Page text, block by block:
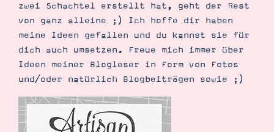
zwei Schachtel erstellt hat, geht der Rest
von ganz alleine ;) Ich hoffe dir haben
meine Ideen gefallen und du kannst sie für
dich auch umsetzen. Freue mich immer über
Ideen meiner Blogleser in Form von Fotos
und/oder natürlich Blogbeiträgen sowie ;)